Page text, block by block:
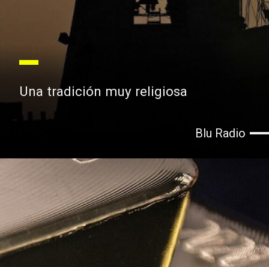
Una tradición muy religiosa
Blu Radio